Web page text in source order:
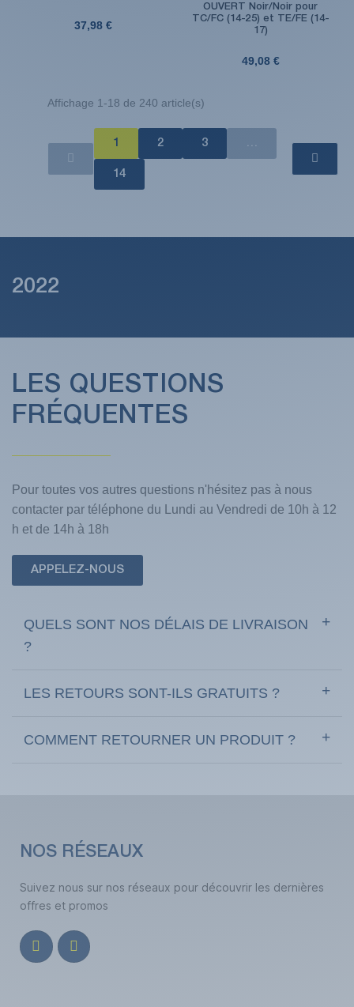
37,98 €
OUVERT Noir/Noir pour
TC/FC (14-25) et TE/FE (14-
17)
49,08 €
Affichage 1-18 de 240 article(s)
1 2 3
14
2022
LES QUESTIONS
FRÉQUENTES
Pour toutes vos autres questions n'hésitez pas à nous
contacter par téléphone du Lundi au Vendredi de 10h à 12
h et de 14h à 18h
APPELEZ-NOUS
QUELS SONT NOS DÉLAIS DE LIVRAISON
?
LES RETOURS SONT-ILS GRATUITS ?
COMMENT RETOURNER UN PRODUIT ?
NOS RÉSEAUX
Suivez nous sur nos réseaux pour découvrir les dernières
offres et promos